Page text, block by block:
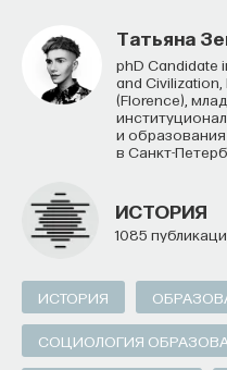
Татьяна
PhD Candidate in History, Department of History
and
(Florence),
и образования
в Санкт-
ИСТОРИЯ
1085
ИСТОРИЯ
СОЦИОЛОГИЯ